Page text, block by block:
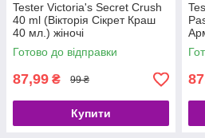
Tester Victoria's Secret Crush
40 ml (Вікторія Сікрет Краш
40 мл.) жіночі
Готово до відправки
87,99 ₴ 99 ₴
Купити